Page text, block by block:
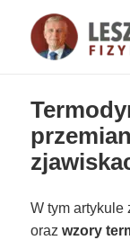
W tym
orazwzory